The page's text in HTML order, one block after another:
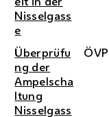
Nisselgass
e
Überprüfu
ng der
Ampelscha
ltung
Nisselgass
ÖVP